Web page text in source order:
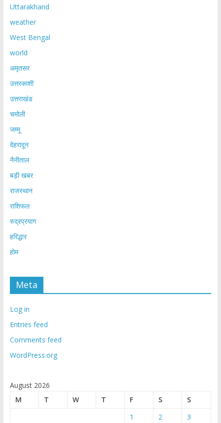
Uttarakhand
weather
West Bengal
world
अमृतसर
उत्तरकाशी
उत्तराखंड
चमोली
जम्मू
देहरादून
नैनीताल
बड़ी खबर
राजस्थान
राशिफल
रुद्रप्रयाग
हरिद्धार
होम
Meta
Log in
Entries feed
Comments feed
WordPress.org
August 2026
M
T W T F S
S
1
2 3